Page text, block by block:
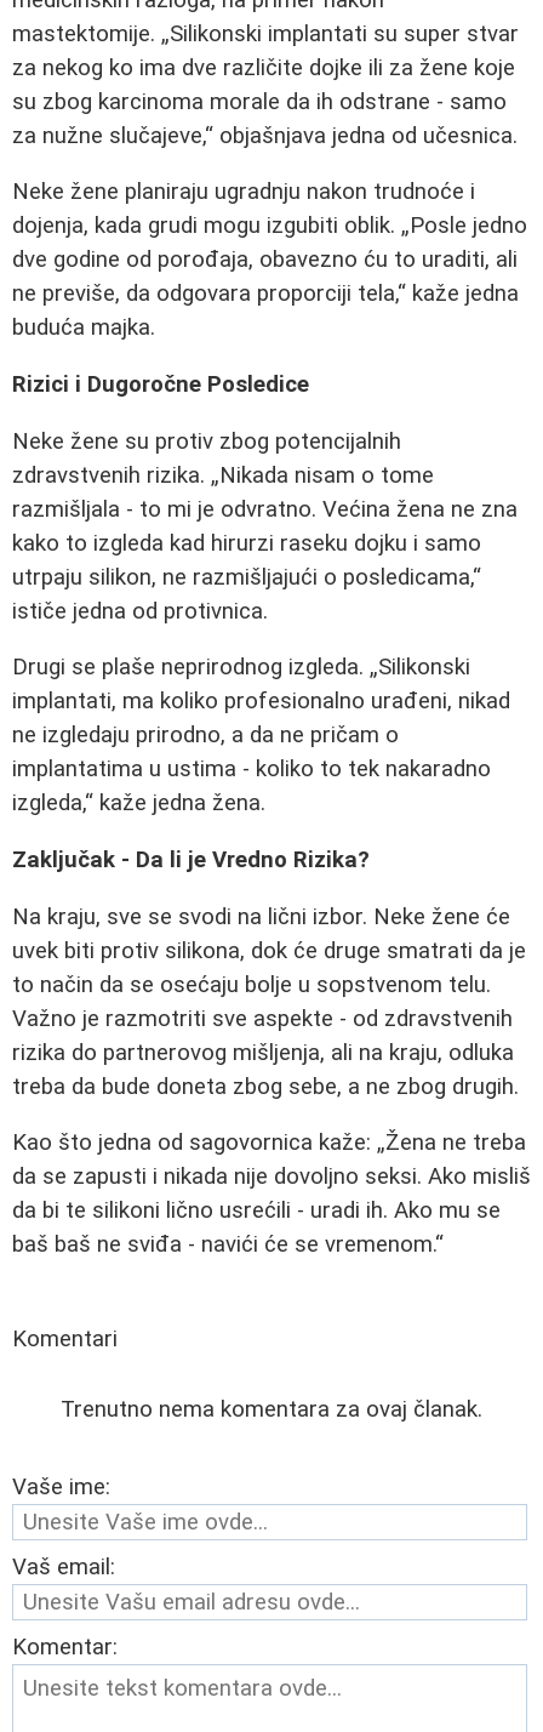
mastektomije.
Silikonski implantati su super stvar
za nekog ko ima dve različite dojke ili za žene koje
su zbog karcinoma morale da ih odstrane - samo
za nužne slučajeve, objašnjava jedna od učesnica.
Neke žene planiraju ugradnju nakon trudnoće i
dojenja, kada grudi mogu izgubiti oblik.
Posle jedno
dve godine od porođaja, obavezno ću to uraditi, ali
ne previše, da odgovara proporciji tela,
kaže jedna
buduća majka.
Rizici i Dugoročne Posledice
Neke žene su protiv zbog potencijalnih
zdravstvenih rizika.
Nikada nisam o tome
razmišljala - to mi je odvratno. Većina žena ne zna
kako to izgleda kad hirurzi raseku dojku i samo
utrpaju silikon, ne razmišljajući o posledicama,
ističe jedna od protivnica.
Drugi se plaše neprirodnog izgleda.
Silikonski
implantati, ma koliko profesionalno urađeni, nikad
ne izgledaju prirodno, a da ne pričam o
implantatima u ustima - koliko to tek nakaradno
izgleda,
kaže jedna žena.
Zaključak - Da li je Vredno Rizika?
Na kraju, sve se svodi na lični izbor. Neke žene će
uvek biti protiv silikona, dok će druge smatrati da je
to način da se osećaju bolje u sopstvenom telu.
Važno je razmotriti sve aspekte - od zdravstvenih
rizika do partnerovog mišljenja, ali na kraju, odluka
treba da bude doneta zbog sebe, a ne zbog drugih.
Kao što jedna od sagovornica kaže:
Žena ne treba
da se zapusti i nikada nije dovoljno seksi. Ako misliš
da bi te silikoni lično usrećili - uradi ih. Ako mu se
baš baš ne sviđa - navići će se vremenom.
Komentari
Trenutno nema komentara za ovaj članak.
Vaše ime:
Vaš email:
Komentar: